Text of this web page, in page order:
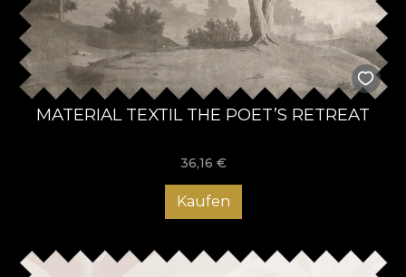
MATERIAL TEXTIL THE POET’S RETREAT
36,16 €
Kaufen